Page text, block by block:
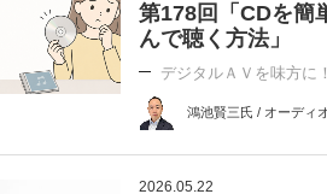
第178回「CDを簡
んで聴く方法」
デジタルＡＶを味方に
鴻池賢三氏 / オーディ
2026.05.22